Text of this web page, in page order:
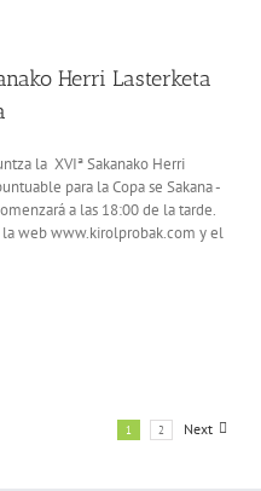
Herri Lasterketa
la XVIª Sakanako Herri
para la Copa se Sakana -
a las 18:00 de la tarde.
la web www.kirolprobak.com y el
1 2 Next